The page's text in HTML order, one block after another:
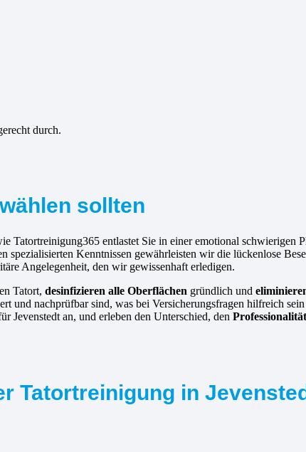
durch.
sollten
Tatortreinigung365 entlastet Sie in einer emotional schwierigen
spezialisierten Kenntnissen gewährleisten wir die lückenlose
Angelegenheit, den wir gewissenhaft erledigen.
Tatort, desinfizieren alle Oberflächen gründlich und
und nachprüfbar sind, was bei Versicherungsfragen hilfreich
Jevenstedt an, und erleben den Unterschied, den
Tatortreinigung in